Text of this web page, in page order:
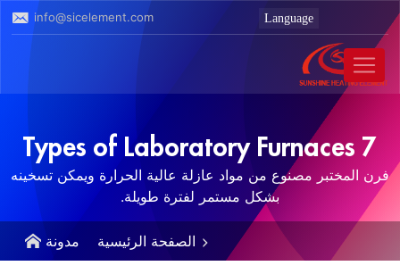
info@sicelement.com
7 Types of Laboratory Furnaces
فرن المختبر مصنوع من مواد عازلة عالية الحرارة ويمكن تسخينه
بشكل مستمر لفترة طويلة.
الصفحة الرئيسية مدونة